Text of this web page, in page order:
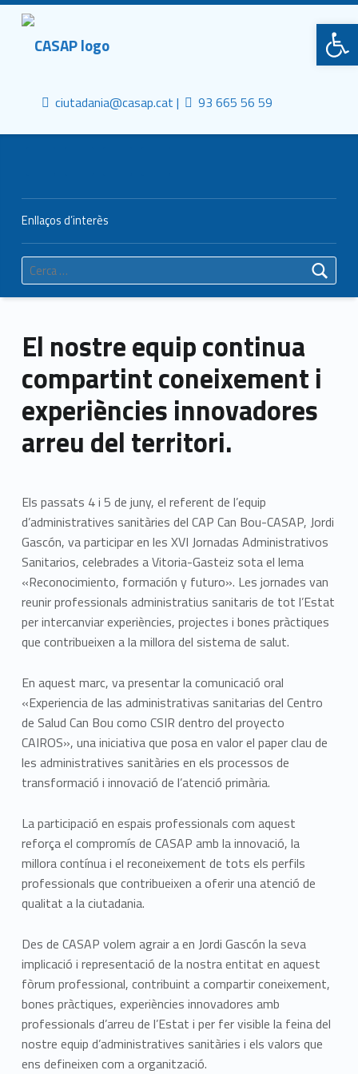
Obre la barra d'eines
ciutadania@casap.cat |
93 665 56 59
Header info sidebar
Enllaços d’interès
Cerca:
El nostre equip continua
compartint coneixement i
experiències innovadores
arreu del territori.
Els passats 4 i 5 de juny, el referent de l’equip
d’administratives sanitàries del CAP Can Bou-CASAP, Jordi
Gascón, va participar en les XVI Jornadas Administrativos
Sanitarios, celebrades a Vitoria-Gasteiz sota el lema
«Reconocimiento, formación y futuro». Les jornades van
reunir professionals administratius sanitaris de tot l’Estat
per intercanviar experiències, projectes i bones pràctiques
que contribueixen a la millora del sistema de salut.
En aquest marc, va presentar la comunicació oral
«Experiencia de las administrativas sanitarias del Centro
de Salud Can Bou como CSIR dentro del proyecto
CAIROS», una iniciativa que posa en valor el paper clau de
les administratives sanitàries en els processos de
transformació i innovació de l’atenció primària.
La participació en espais professionals com aquest
reforça el compromís de CASAP amb la innovació, la
millora contínua i el reconeixement de tots els perfils
professionals que contribueixen a oferir una atenció de
qualitat a la ciutadania.
Des de CASAP volem agrair a en Jordi Gascón la seva
implicació i representació de la nostra entitat en aquest
fòrum professional, contribuint a compartir coneixement,
bones pràctiques, experiències innovadores amb
professionals d’arreu de l’Estat i per fer visible la feina del
nostre equip d’administratives sanitàries i els valors que
ens defineixen com a organització.